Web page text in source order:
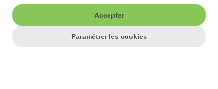
2026 Agence Option Finance (AOF) - Tous droits de reproduction
réservés par AOF. AOF collecte ses données auprès des sources
qu'elle considère les plus sûres. Toutefois, le lecteur reste seul
Accepter
Paramétrer les cookies